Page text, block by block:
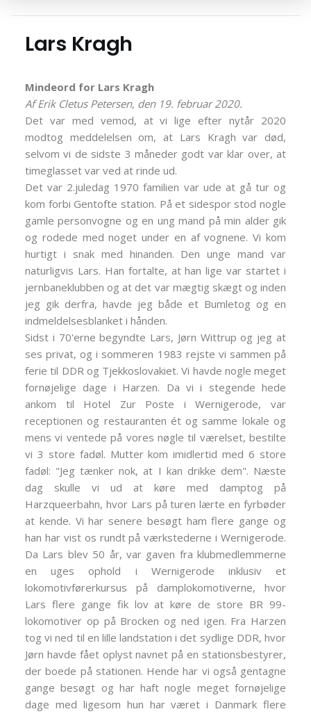
Lars Kragh
Mindeord for Lars Kragh
Af Erik Cletus Petersen, den 19. februar 2020.
Det var med vemod, at vi lige efter nytår 2020
modtog meddelelsen om, at Lars Kragh var død,
selvom vi de sidste 3 måneder godt var klar over, at
timeglasset var ved at rinde ud.
Det var 2.juledag 1970 familien var ude at gå tur og
kom forbi Gentofte station. På et sidespor stod nogle
gamle personvogne og en ung mand på min alder gik
og rodede med noget under en af vognene. Vi kom
hurtigt i snak med hinanden. Den unge mand var
naturligvis Lars. Han fortalte, at han lige var startet i
jernbaneklubben og at det var mægtig skægt og inden
jeg gik derfra, havde jeg både et Bumletog og en
indmeldelsesblanket i hånden.
Sidst i 70'erne begyndte Lars, Jørn Wittrup og jeg at
ses privat, og i sommeren 1983 rejste vi sammen på
ferie til DDR og Tjekkoslovakiet. Vi havde nogle meget
fornøjelige dage i Harzen. Da vi i stegende hede
ankom til Hotel Zur Poste i Wernigerode, var
receptionen og restauranten ét og samme lokale og
mens vi ventede på vores nøgle til værelset, bestilte
vi 3 store fadøl. Mutter kom imidlertid med 6 store
fadøl: "Jeg tænker nok, at I kan drikke dem". Næste
dag skulle vi ud at køre med damptog på
Harzqueerbahn, hvor Lars på turen lærte en fyrbøder
at kende. Vi har senere besøgt ham flere gange og
han har vist os rundt på værkstederne i Wernigerode.
Da Lars blev 50 år, var gaven fra klubmedlemmerne
en uges ophold i Wernigerode inklusiv et
lokomotivførerkursus på damplokomotiverne, hvor
Lars flere gange fik lov at køre de store BR 99-
lokomotiver op på Brocken og ned igen. Fra Harzen
tog vi ned til en lille landstation i det sydlige DDR, hvor
Jørn havde fået oplyst navnet på en stationsbestyrer,
der boede på stationen. Hende har vi også gentagne
gange besøgt og har haft nogle meget fornøjelige
dage med ligesom hun har været i Danmark flere